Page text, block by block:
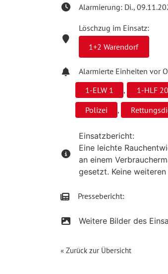
Alarmierung: Di.,
Löschzug im Einsatz:
1+2 Warendorf
Alarmierte Einheiten vor
1-ELW 1
, 1-HLF 20
Polizei
,
Einsatzbericht:
Eine leichte
an einem
gesetzt. Keine
Pressebericht:
Weitere Bilder des
« Zurück zur Übersicht